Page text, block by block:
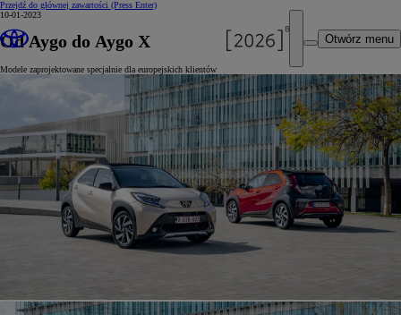
Przejdź do głównej zawartości (Press Enter)
Otwórz menu
10-01-2023
Od Aygo do Aygo X
Modele zaprojektowane specjalnie dla europejskich klientów